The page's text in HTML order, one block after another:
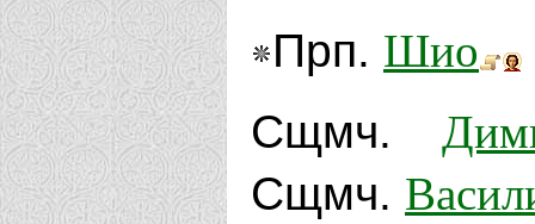
Прп. Шио
Сщмч.
Сщмч.